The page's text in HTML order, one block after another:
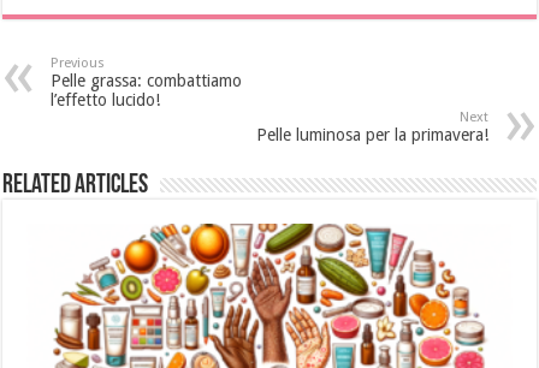
Previous
Pelle grassa: combattiamo
l’effetto lucido!
Next
Pelle luminosa per la primavera!
Related Articles